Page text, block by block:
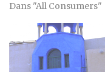
Dans "All Consumers"